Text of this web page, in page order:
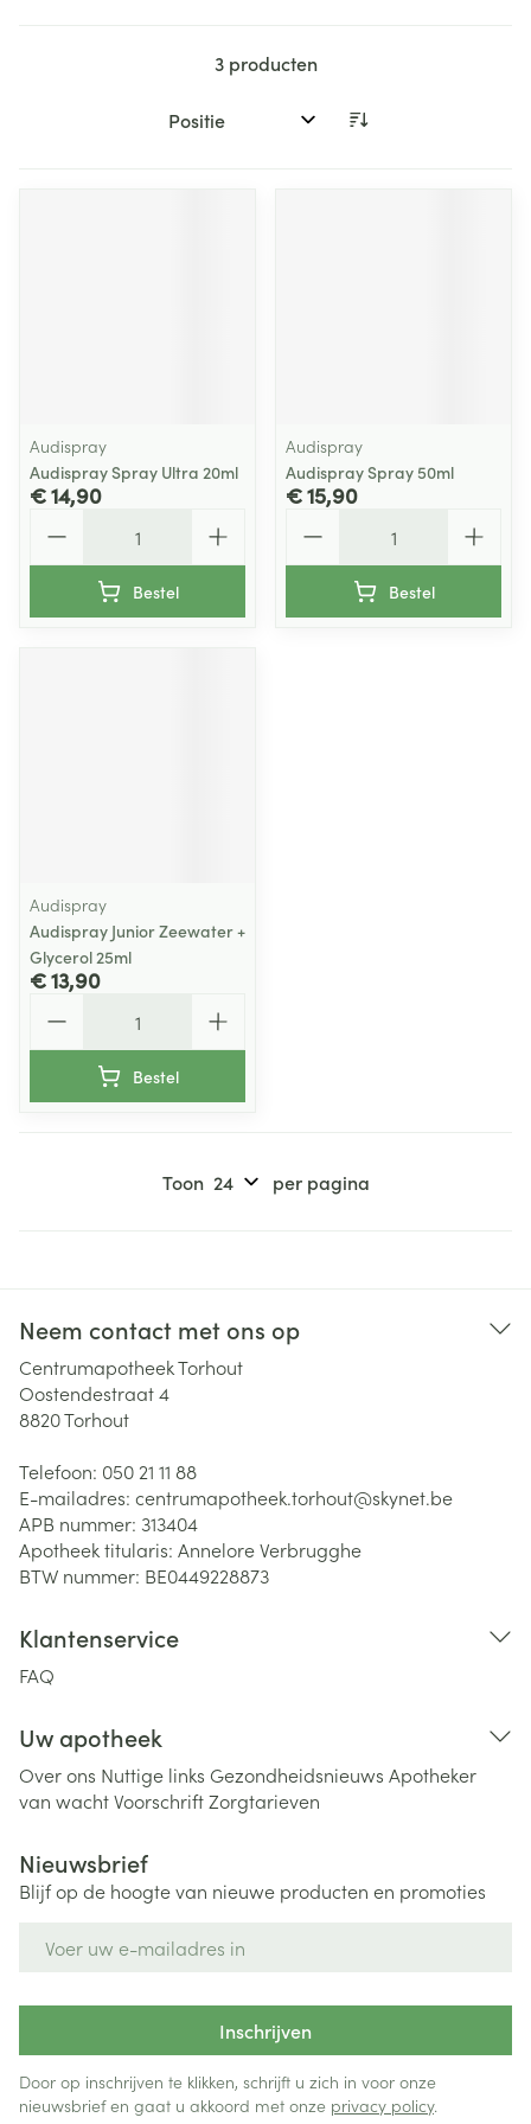
3producten
Sorteer op:
Audispray
Audispray Spray Ultra 20ml
€ 14,90
Bestel
Audispray
Audispray Spray 50ml
€ 15,90
Bestel
Audispray
Audispray Junior Zeewater +
Glycerol 25ml
€ 13,90
Bestel
Toon per pagina
Neem contact met ons op
Centrumapotheek Torhout
Oostendestraat 4
8820Torhout
Telefoon: 050 21 11 88
E-mailadres: centrumapotheek.torhout@skynet.be
APB nummer: 313404
Apotheek titularis: Annelore Verbrugghe
BTW nummer: BE0449228873
Klantenservice
FAQ
Uw apotheek
Over ons Nuttige links Gezondheidsnieuws Apotheker
van wachtVoorschriftZorgtarieven
Nieuwsbrief
Blijf op de hoogte van nieuwe producten en promoties
Inschrijven
Door op inschrijven te klikken, schrijft u zich in voor onze
nieuwsbrief en gaat u akkoord met onze privacy policy.